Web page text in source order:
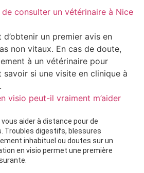
consulter un vétérinaire à Nice
d’obtenir un premier avis en
non vitaux. En cas de doute,
à un vétérinaire pour
si une visite en clinique à
visio peut-il vraiment m’aider
aider à distance pour de
Troubles digestifs, blessures
inhabituel ou doutes sur un
en visio permet une première